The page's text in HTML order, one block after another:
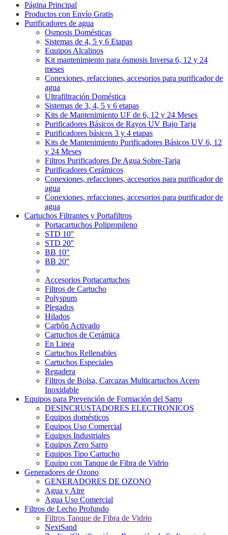
Página Principal
Productos con Envío Gratis
Purificadores de agua
Osmosis Domésticas
Sistemas de 4, 5 y 6 Etapas
Equipos Alcalinos
Kit mantenimiento para ósmosis Inversa 6, 12 y 24
meses
Conexiones, refacciones, accesorios para purificador de
agua
Ultrafiltración Doméstica
Sistemas de 3, 4, 5 y 6 etapas
Kits de Mantenimiento UF de 6, 12 y 24 Meses
Purificadores Básicos de Rayos UV Bajo Tarja
Purificadores básicos 3 y 4 etapas
Kits de Mantenimiento Purificadores Básicos UV 6, 12
y 24 Meses
Filtros Purificadores De Agua Sobre-Tarja
Purificadores Cerámicos
Conexiones, refacciones, accesorios para purificador de
agua
Conexiones, refacciones, accesorios para purificador de
agua
Cartuchos Filtrantes y Portafiltros
Portacartuchos Polipropileno
STD 10"
STD 20"
BB 10"
BB 20"
Accesorios Portacartuchos
Filtros de Cartucho
Polyspum
Plegados
Hilados
Carbón Activado
Cartuchos de Cerámica
En Linea
Cartuchos Rellenables
Cartuchos Especiales
Regadera
Filtros de Bolsa, Carcazas Multicartuchos Acero
Inoxidable
Equipos para Prevención de Formación del Sarro
DESINCRUSTADORES ELECTRONICOS
Equipos domésticos
Equipos Uso Comercial
Equipos Industriales
Equipos Zero Sarro
Equipos Tipo Cartucho
Equipo con Tanque de Fibra de Vidrio
Generadores de Ozono
GENERADORES DE OZONO
Agua y Aire
Agua Uso Comercial
Filtros de Lecho Profundo
Filtros Tanque de Fibra de Vidrio
NextSand